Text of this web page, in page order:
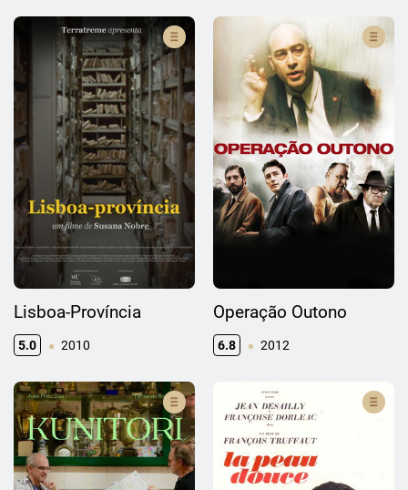
Lisboa-Província
5.0 2010
Operação Outono
6.8 2012